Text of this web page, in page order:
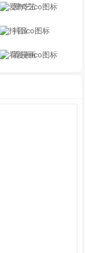
爱奇艺
抖音
看漫画